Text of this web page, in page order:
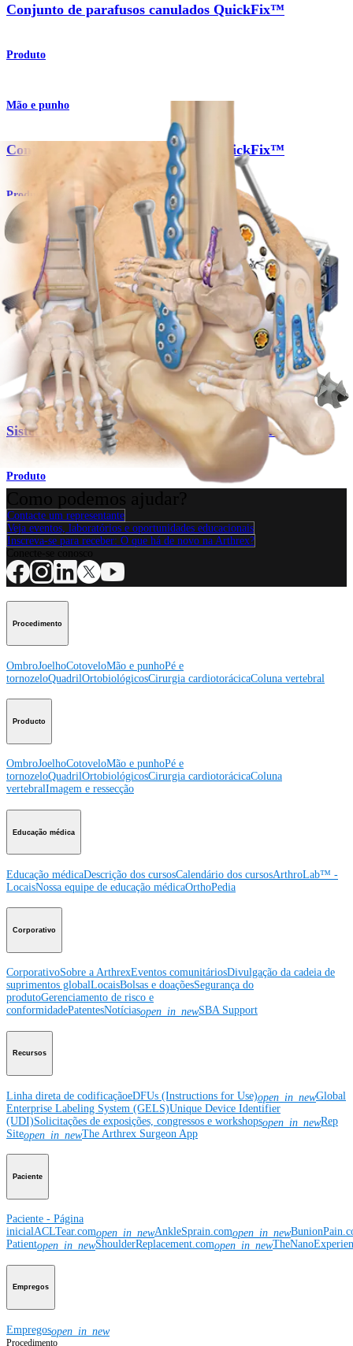
Conjunto de parafusos canulados QuickFix™
Produto
Mão e punho
Conjunto de parafusos canulados QuickFix™
Produto
Pé e tornozelo
Sistema de titânio para fraturas de tornozelo
Produto
Pé e tornozelo
Sistema de titânio para fraturas de tornozelo
Produto
Contacte um representante
Veja eventos, laboratórios e oportunidades educacionais
Inscreva-se para receber: O que há de novo na Arthrex?
Procedimento
OmbroJoelhoCotoveloMão e punhoPé e
tornozeloQuadrilOrtobiológicosCirurgia cardiotorácicaColuna vertebral
Producto
OmbroJoelhoCotoveloMão e punhoPé e
tornozeloQuadrilOrtobiológicosCirurgia cardiotorácicaColuna
vertebralImagem e ressecção
Educação médica
Educação médicaDescrição dos cursosCalendário dos cursosArthroLab™ -
LocaisNossa equipe de educação médicaOrthoPedia
Corporativo
CorporativoSobre a ArthrexEventos comunitáriosDivulgação da cadeia de
suprimentos globalLocaisBolsas e doaçõesSegurança do
produtoGerenciamento de risco e
conformidadePatentesNotíciasopen_in_newSBA Support
Recursos
Linha direta de codificaçãoeDFUs (Instructions for Use)open_in_newGlobal
Enterprise Labeling System (GELS)Unique Device Identifier
(UDI)Solicitações de exposições, congressos e workshopsopen_in_newRep
Siteopen_in_newThe Arthrex Surgeon App
Paciente
Paciente - Página
inicialACLTear.comopen_in_newAnkleSprain.comopen_in_new
Patientopen_in_newShoulderReplacement.comopen_in_new
Empregos
Empregosopen_in_new
Procedimento